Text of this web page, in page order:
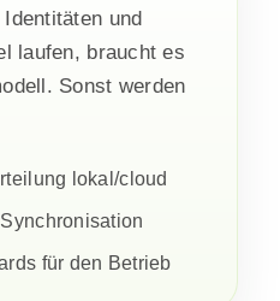
und
laufen, braucht es
Sonst werden
lokal/cloud
für den Betrieb